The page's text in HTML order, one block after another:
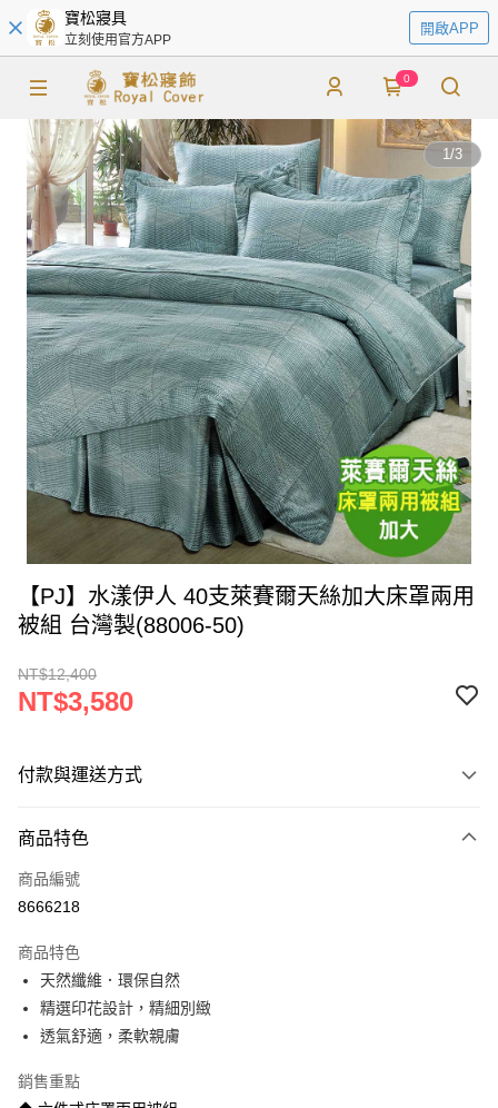
寶松寢具
立刻使用官方APP
開啟APP
0
1/3
【PJ】水漾伊人 40支萊賽爾天絲加大床罩兩用
被組 台灣製(88006-50)
NT$12,400
NT$3,580
付款與運送方式
信用卡一次付款
LINE Pay
街口支付
悠遊付
全盈+PAY
商品特色
商品編號
8666218
商品特色
天然纖維．環保自然
精選印花設計，精細別緻
透氣舒適，柔軟親膚
銷售重點